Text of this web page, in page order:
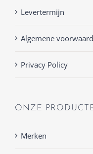
Levertermijn
Algemene
Privacy Policy
ONZE
Merken